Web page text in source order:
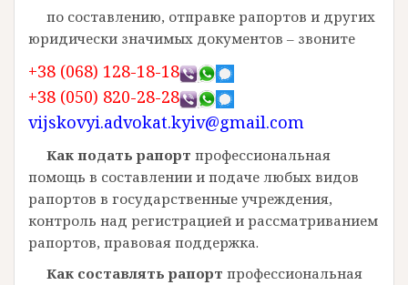
по составлению, отправке рапортов и других
юридически значимых документов – звоните
+38 (068) 128-18-18
+38 (050) 820-28-28
vijskovyi.advokat.kyiv@gmail.com
Как подать рапорт профессиональная
помощь в составлении и подаче любых видов
рапортов в государственные учреждения,
контроль над регистрацией и рассматриванием
рапортов, правовая поддержка.
Как составлять рапорт профессиональная